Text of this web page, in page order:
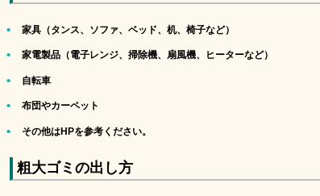
家具（タンス、ソファ、ベッド、机、椅子など）
家電製品（電子レンジ、掃除機、扇風機、ヒーターなど）
自転車
布団やカーペット
その他はHPを参考ください。
粗大ゴミの出し方